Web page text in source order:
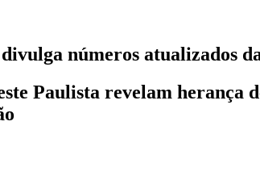
números atualizados
Paulista revelam herança